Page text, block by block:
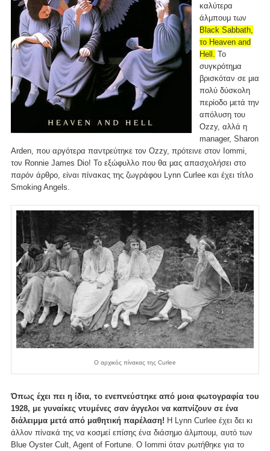
καλύτερα
άλμπουμ των
Black Sabbath,
το Heaven and
Hell. Το
συγκρότημα
βρισκόταν σε μια
πολύ δύσκολη
περίοδο μετά την
απόλυση του
Ozzy, αλλά η
manager, Sharon
Arden, που αργότερα παντρεύτηκε τον Ozzy, πρότεινε στον Iommi,
τον Ronnie James Dio! Το εξώφυλλο που θα μας απασχολήσει στο
παρόν άρθρο, είναι πίνακας της ζωγράφου Lynn Curlee και έχει τίτλο
Smoking Angels.
Ο αρχικός πίνακας της Curlee
Όπως έχει πει η ίδια, το ενεπνεύστηκε από μοια φωτογραφία του
1928, με γυναίκες ντυμένες σαν άγγελοι να καπνίζουν σε ένα
διάλειμμα μετά από μαθητική παρέλαση! Η Lynn Curlee έχει δει κι
άλλον πίνακά της να κοσμεί επίσης ένα διάσημο άλμπουμ, αυτό των
Blue Oyster Cult, Agent of Fortune. Ο Iommi όταν ρωτήθηκε για το